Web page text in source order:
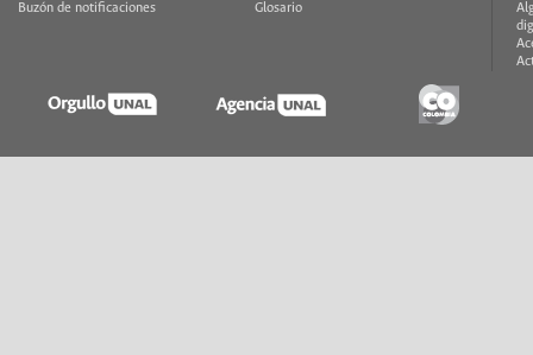
Buzón de notificaciones
Glosario